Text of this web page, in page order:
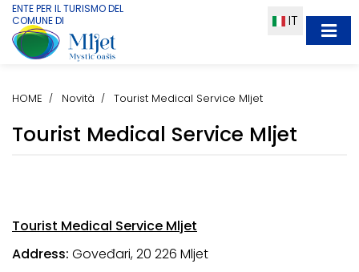
ENTE PER IL TURISMO DEL
COMUNE DI
IT
HOME Novità Tourist Medical Service Mljet
Tourist Medical Service Mljet
Tourist Medical Service Mljet
Address: Goveđari, 20 226 Mljet